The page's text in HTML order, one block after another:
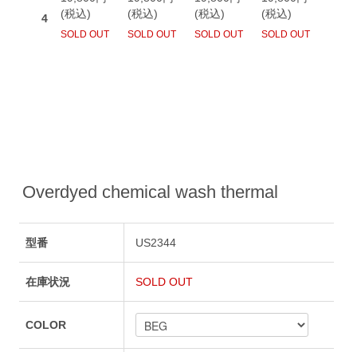
Overdyed chemical wash thermal
型番 US2344
在庫状況 SOLD OUT
COLOR